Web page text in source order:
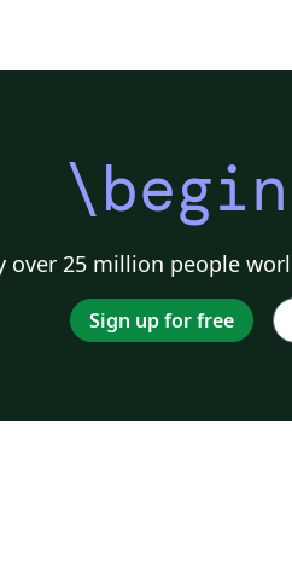
\begin
over 25 million people
Sign up for free